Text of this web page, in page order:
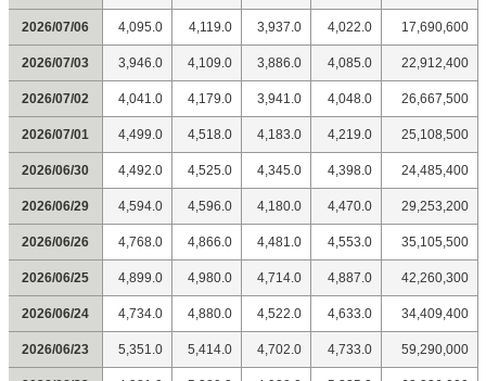
2026/07/06 4,095.0 4,119.0 3,937.0 4,022.0 17,690,600
2026/07/03 3,946.0 4,109.0 3,886.0 4,085.0 22,912,400
2026/07/02 4,041.0 4,179.0 3,941.0 4,048.0 26,667,500
2026/07/01 4,499.0 4,518.0 4,183.0 4,219.0 25,108,500
2026/06/30 4,492.0 4,525.0 4,345.0 4,398.0 24,485,400
2026/06/29 4,594.0 4,596.0 4,180.0 4,470.0 29,253,200
2026/06/26 4,768.0 4,866.0 4,481.0 4,553.0 35,105,500
2026/06/25 4,899.0 4,980.0 4,714.0 4,887.0 42,260,300
2026/06/24 4,734.0 4,880.0 4,522.0 4,633.0 34,409,400
2026/06/23 5,351.0 5,414.0 4,702.0 4,733.0 59,290,000